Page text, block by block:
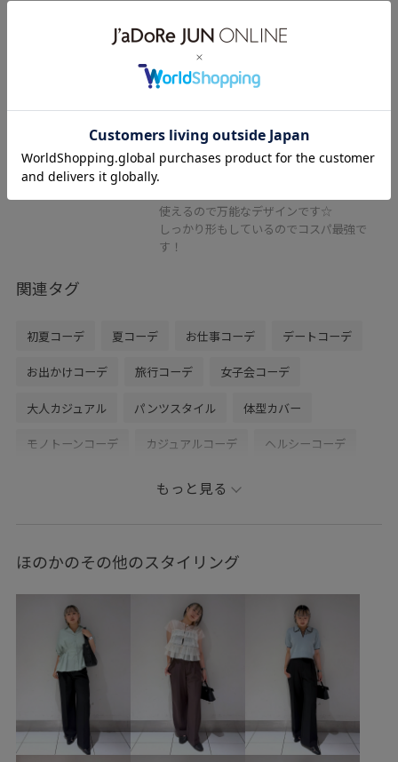
【180℃美人見え】ハンドルリボ
ンワンショルダーバッグ/新色追加
ブラック / F
¥5,929
使えるので万能なデザインです☆
しっかり形もしているのでコスパ最強で
す！
関連タグ
初夏コーデ 夏コーデ お仕事コーデ デートコーデ
お出かけコーデ 旅行コーデ 女子会コーデ
大人カジュアル パンツスタイル 体型カバー
モノトーンコーデ カジュアルコーデ ヘルシーコーデ
ストレート
テーラードジャケット パンツ バッグ
ネックレス BVM16410 BVS36200
BVV36200 BVZ16010 26officecasual
26SSceremony LightAiry outer_pickup UVケア
VIS_2026SS_POLO VIS_2026SS_POLO2 VIS_26SS
もっと見る
ほのかのその他のスタイリング